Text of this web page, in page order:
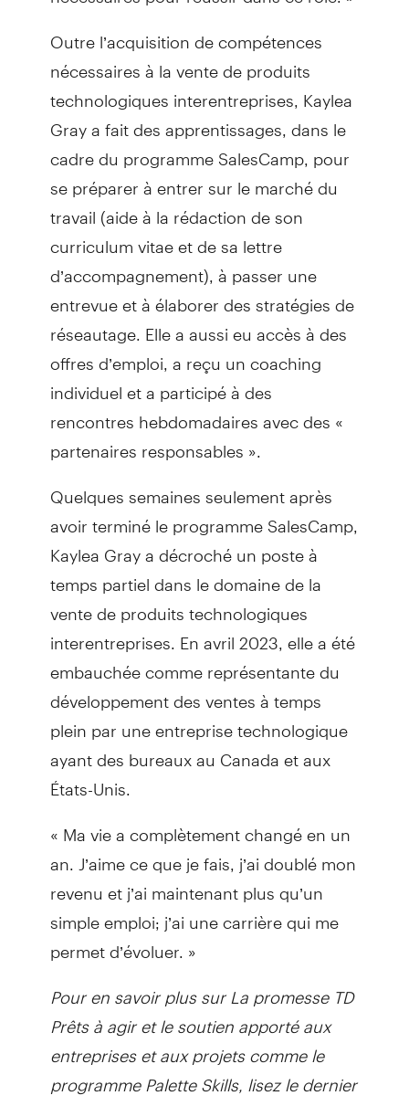
Outre l’acquisition de compétences
nécessaires à la vente de produits
technologiques interentreprises, Kaylea
Gray a fait des apprentissages, dans le
cadre du programme SalesCamp, pour
se préparer à entrer sur le marché du
travail (aide à la rédaction de son
curriculum vitae et de sa lettre
d’accompagnement), à passer une
entrevue et à élaborer des stratégies de
réseautage. Elle a aussi eu accès à des
offres d’emploi, a reçu un coaching
individuel et a participé à des
rencontres hebdomadaires avec des «
partenaires responsables ».
Quelques semaines seulement après
avoir terminé le programme SalesCamp,
Kaylea Gray a décroché un poste à
temps partiel dans le domaine de la
vente de produits technologiques
interentreprises. En avril 2023, elle a été
embauchée comme représentante du
développement des ventes à temps
plein par une entreprise technologique
ayant des bureaux au Canada et aux
États-Unis.
« Ma vie a complètement changé en un
an. J’aime ce que je fais, j’ai doublé mon
revenu et j’ai maintenant plus qu’un
simple emploi; j’ai une carrière qui me
permet d’évoluer. »
Pour en savoir plus sur La promesse TD
Prêts à agir et le soutien apporté aux
entreprises et aux projets comme le
programme Palette Skills, lisez le dernier